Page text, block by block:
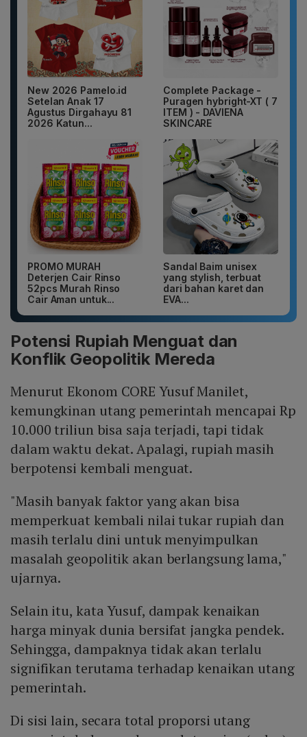
New 2026 Pamelo.id
Setelan Anak 17
Agustus Dirgahayu 81
2026 Katun...
Complete Package -
Puragen hybright-XT ( 7
ITEM ) - DAVIENA
SKINCARE
PROMO MURAH
Deterjen Cair Rinso
52pcs Murah Rinso
Cair Aman untuk...
Sandal Baim unisex
yang stylish, terbuat
dari bahan karet dan
EVA...
Potensi Rupiah Menguat dan
Konflik Geopolitik Mereda
Menurut Ekonom CORE Yusuf Manilet,
kemungkinan utang pemerintah mencapai Rp
10.000 triliun bisa saja terjadi, tapi tidak
dalam waktu dekat. Apalagi, rupiah masih
berpotensi kembali menguat.
"Masih banyak faktor yang akan bisa
memperkuat kembali nilai tukar rupiah dan
masih terlalu dini untuk menyimpulkan
masalah geopolitik akan berlangsung lama,"
ujarnya.
Selain itu, kata Yusuf, dampak kenaikan
harga minyak dunia bersifat jangka pendek.
Sehingga, dampaknya tidak akan terlalu
signifikan terutama terhadap kenaikan utang
pemerintah.
Di sisi lain, secara total proporsi utang